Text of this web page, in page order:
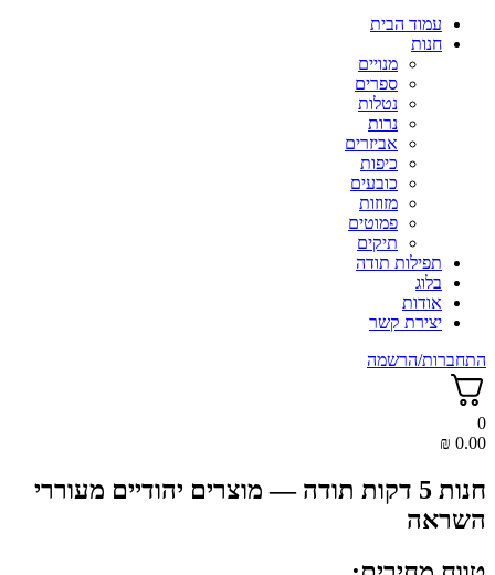
עמוד הבית
חנות
מנויים
ספרים
נטלות
נרות
אביזרים
כיפות
כובעים
מזוזות
פמוטים
תיקים
תפילות תודה
בלוג
אודות
יצירת קשר
התחברות/הרשמה
0
0.00
₪
חנות 5 דקות תודה — מוצרים יהודיים מעוררי
השראה